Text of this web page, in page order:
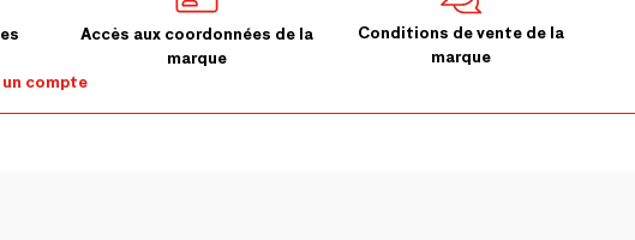
Accès aux coordonnées de la
marque
Conditions de vente de la
marque
un compte